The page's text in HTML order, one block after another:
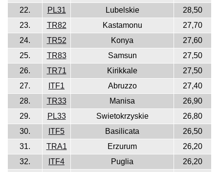
22.
PL31 Lubelskie
28,50
23.
TR82 Kastamonu
27,70
24.
TR52 Konya
27,60
25.
TR83 Samsun
27,50
26.
TR71 Kirikkale
27,50
27.
ITF1 Abruzzo
27,40
28.
TR33 Manisa
26,90
29.
PL33 Swietokrzyskie
26,80
30.
ITF5 Basilicata
26,50
31.
TRA1 Erzurum
26,20
32.
ITF4 Puglia
26,20